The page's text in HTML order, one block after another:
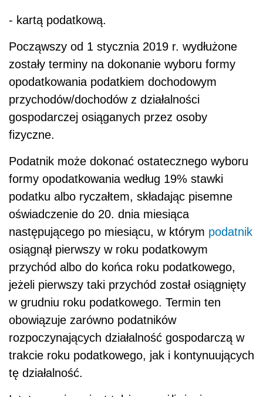
- kartą podatkową.
Począwszy od 1 stycznia 2019 r. wydłużone
zostały terminy na dokonanie wyboru formy
opodatkowania podatkiem dochodowym
przychodów/dochodów z działalności
gospodarczej osiąganych przez osoby
fizyczne.
Podatnik może dokonać ostatecznego wyboru
formy opodatkowania według 19% stawki
podatku albo ryczałtem, składając pisemne
oświadczenie do 20. dnia miesiąca
następującego po miesiącu, w którym podatnik
osiągnął pierwszy w roku podatkowym
przychód albo do końca roku podatkowego,
jeżeli pierwszy taki przychód został osiągnięty
w grudniu roku podatkowego. Termin ten
obowiązuje zarówno podatników
rozpoczynających działalność gospodarczą w
trakcie roku podatkowego, jak i kontynuujących
tę działalność.